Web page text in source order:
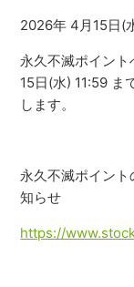
2026年 4月15日(
永久不滅ポイン
15日(水) 11:59 ま
します。
永久不滅ポイン
知らせ
https://